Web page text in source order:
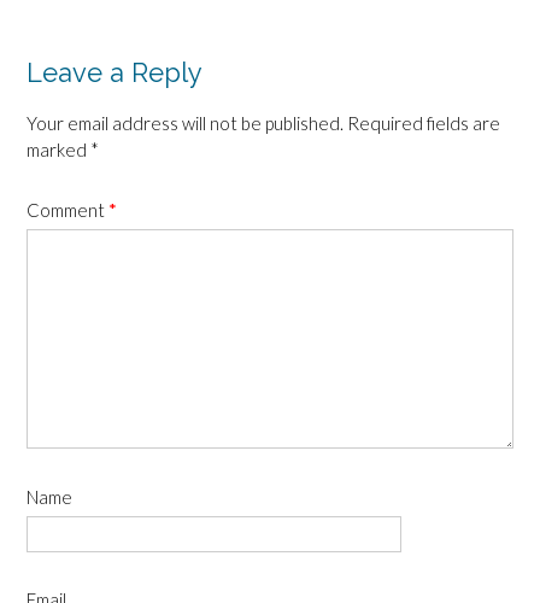
Leave a Reply
Your email address will not be published. Required fields are
marked *
Comment *
Name